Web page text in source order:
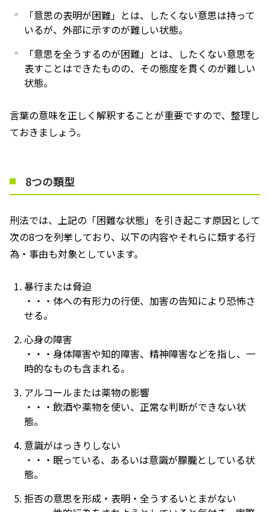
「意思の表明が困難」とは、したくない意思は持って
いるが、外部に示すのが難しい状態。
「意思を全うするのが困難」とは、したくない意思を
表すことはできたものの、その態度を貫くのが難しい
状態。
言葉の意味を正しく解釈することが重要ですので、整理し
ておきましょう。
8つの類型
刑法では、上記の「困難な状態」を引き起こす原因として
次の8つを列挙しており、以下の内容やそれらに類する行
為・事由も対象としています。
暴行または脅迫
・・・体への有形力の行使、加害の告知により恐怖さ
せる。
心身の障害
・・・ 身体障害や知的障害、精神障害などを指し、一
時的なものも含まれる。
アルコールまたは薬物の影響
・・・飲酒や薬物を使い、正常な判断ができない状
態。
意識がはっきりしない
・・・眠っている、あるいは意識が朦朧としている状
態。
拒否の意思を形成・表明・全うするいとまがない